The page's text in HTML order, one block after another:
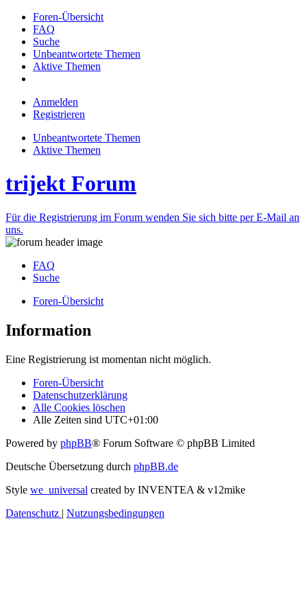
Foren-Übersicht
FAQ
Suche
Unbeantwortete Themen
Aktive Themen
Anmelden
Registrieren
Unbeantwortete Themen
Aktive Themen
trijekt Forum
Für die Registrierung im Forum wenden Sie sich bitte per E-Mail an
uns.
FAQ
Suche
Foren-Übersicht
Information
Eine Registrierung ist momentan nicht möglich.
Foren-Übersicht
Datenschutzerklärung
Alle Cookies löschen
Alle Zeiten sind UTC+01:00
Powered by phpBB® Forum Software © phpBB Limited
Deutsche Übersetzung durch phpBB.de
Style we_universal created by INVENTEA & v12mike
Datenschutz | Nutzungsbedingungen